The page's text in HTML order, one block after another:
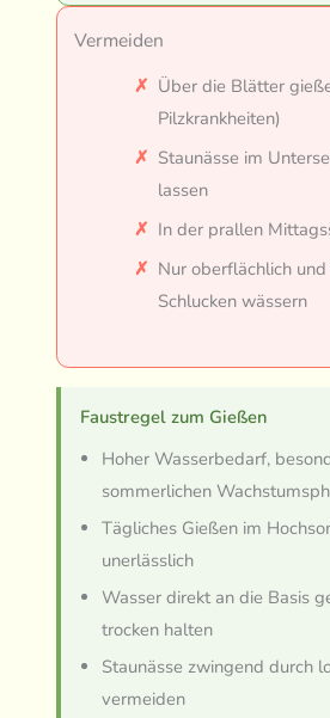
Vermeiden
Über die Blätter
Pilzkrankheiten)
Staunässe im
lassen
In der prallen
Nur oberflächlich
Schlucken wässern
Faustregel zum Gießen
Hoher Wasserbedarf,
sommerlichen
Tägliches Gießen im
unerlässlich
Wasser direkt an die Basis
trocken halten
Staunässe zwingend durch
vermeiden